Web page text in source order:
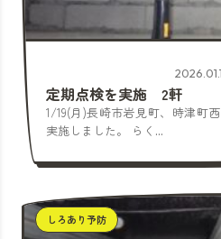
定期点検を実施 2軒
1/19(月)長崎市岩見町、時津町
実施しました。 らく...
しろあり予防